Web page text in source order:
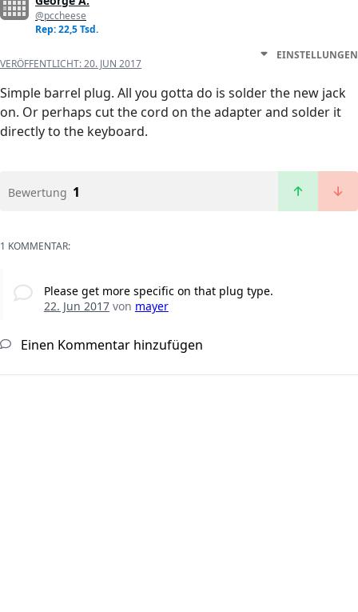
@pccheese
Rep: 22,5 Tsd.
VERÖFFENTLICHT:20. JUN 2017
EINSTELLUNGEN
Simple barrel plug. All you gotta do is solder the new jack
on. Or perhaps cut the cord on the adapter and solder it
directly to the keyboard.
Bewertung 1
1 KOMMENTAR:
Please get more specific on that plug type.
22. Jun 2017von mayer
Einen Kommentar hinzufügen